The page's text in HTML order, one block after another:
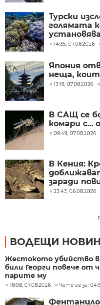
Турски
голямата
14:35, 07.08.2026
Япония
неща,
13:19, 07.08.2026
В САЩ се
комари с...
09:49, 07.08.2026
В Кения:
заради
23:43, 06.08.2026
ВОДЕЩИ
Жестокото убийство
били Георги повече от
парите му
18:08, 07.08.2026 Чете се за: